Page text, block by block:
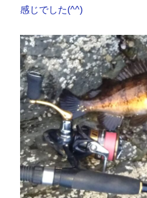
感じでした(^^)